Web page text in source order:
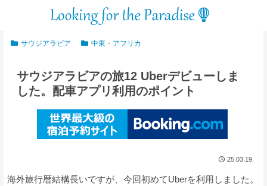
サウジアラビア 中東・アフリカ
サウジアラビアの旅12 Uberデビューしま
した。配車アプリ利用のポイント
25.03.19.
海外旅行暦結構長いですが、今回初めてUberを利用しました。